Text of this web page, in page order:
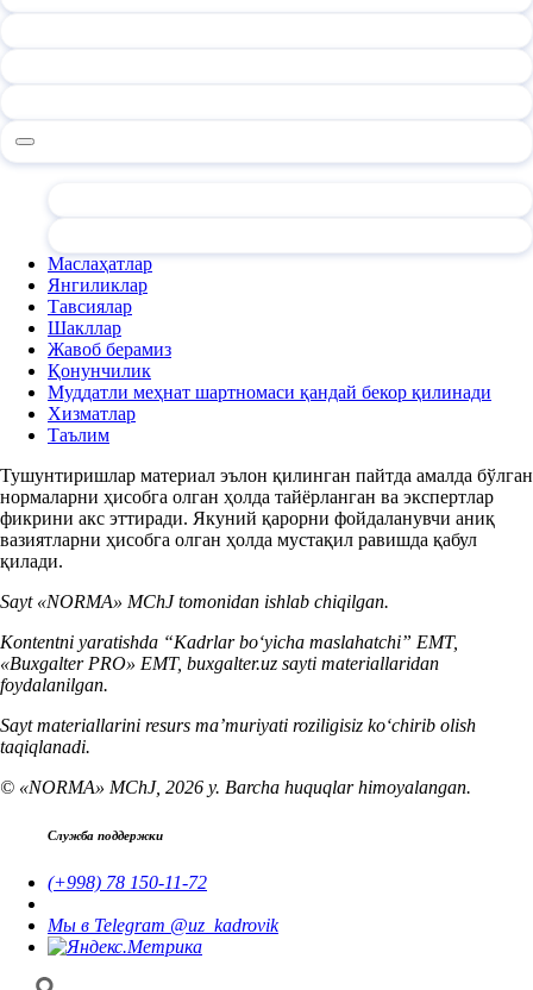
Маслаҳатлар
Янгиликлар
Тавсиялар
Шакллар
Жавоб берамиз
Қонунчилик
Муддатли меҳнат шартномаси қандай бекор қилинади
Хизматлар
Таълим
Тушунтиришлар материал эълон қилинган пайтда амалда бўлган
нормаларни ҳисобга олган ҳолда тайёрланган ва экспертлар
фикрини акс эттиради. Якуний қарорни фойдаланувчи аниқ
вазиятларни ҳисобга олган ҳолда мустақил равишда қабул
қилади.
Sayt «NORMA» MChJ tomonidan ishlab chiqilgan.
Kontentni yaratishda “Kadrlar boʻyicha maslahatchi” EMT,
«Buxgalter PRO» EMT, buxgalter.uz sayti materiallaridan
foydalanilgan.
Sayt materiallarini resurs ma’muriyati roziligisiz koʻchirib olish
taqiqlanadi.
© «NORMA» MChJ, 2026 y. Barcha huquqlar himoyalangan.
Служба поддержки
(+998) 78 150-11-72
Мы в Telegram @uz_kadrovik